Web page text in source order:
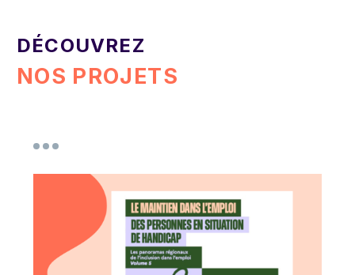
DÉCOUVREZ
NOS PROJETS